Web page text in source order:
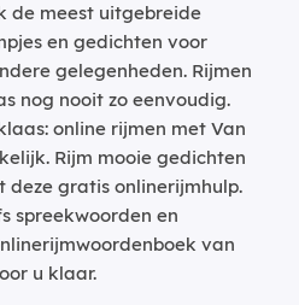
de meest uitgebreide
en gedichten voor
gelegenheden. Rijmen
nog nooit zo eenvoudig.
online rijmen met Van
Rijm mooie gedichten
deze gratis onlinerijmhulp.
spreekwoorden en
van
u klaar.